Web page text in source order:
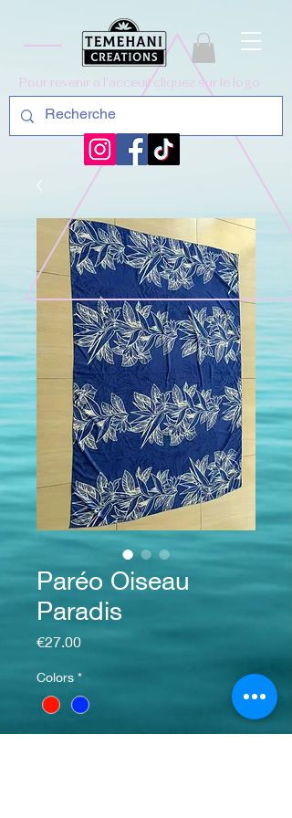
Pour revenir a l'acceuil cliquez sur le logo
Paréo Oiseau
Paradis
€27.00Price
Colors *